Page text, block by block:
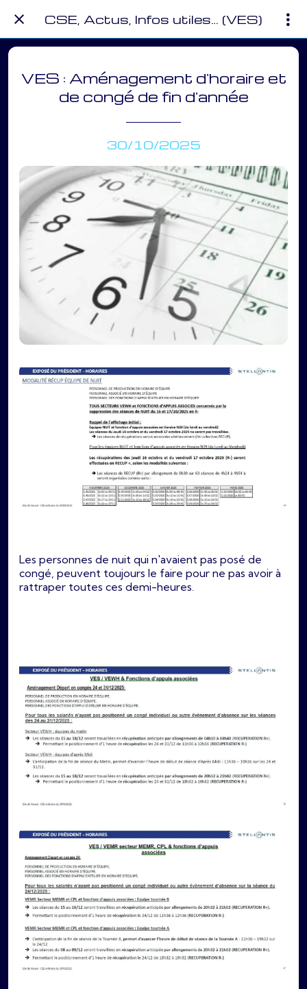
CSE, Actus, Infos utiles… (VES)
VES : Aménagement d'horaire et
de congé de fin d'année
30/10/2025
Les personnes de nuit qui n'avaient pas posé de
congé, peuvent toujours le faire pour ne pas avoir à
rattraper toutes ces demi-heures.